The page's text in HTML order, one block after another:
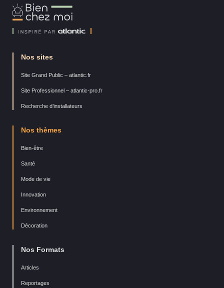
Bien
Chez
Nos sites
Site Grand Public – atlantic.fr
Site Professionnel – atlantic-pro.fr
Recherche d’installateurs
Nos thèmes
Bien-être
Santé
Mode de vie
Innovation
Environnement
Décoration
Nos Formats
Articles
Reportages